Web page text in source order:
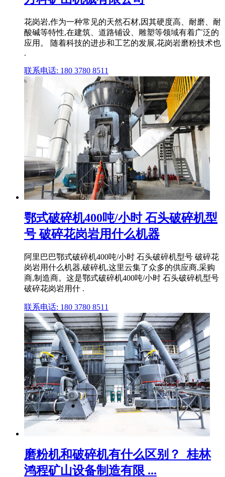
花岗岩,作为一种常见的天然石材,因其硬度高、耐磨、耐
酸碱等特性,在建筑、道路铺设、雕塑等领域有着广泛的
应用。 随着科技的进步和工艺的发展,花岗岩磨粉技术也
.
联系电话: 180 3780 8511
鄂式破碎机400吨/小时 石头破碎机型
号 破碎花岗岩用什么机器
阿里巴巴鄂式破碎机400吨/小时 石头破碎机型号 破碎花
岗岩用什么机器,破碎机,这里云集了众多的供应商,采购
商,制造商。这是鄂式破碎机400吨/小时 石头破碎机型号
破碎花岗岩用什 .
联系电话: 180 3780 8511
磨粉机和破碎机有什么区别？_桂林
鸿程矿山设备制造有限 ...